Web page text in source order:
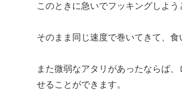
このときに急いでフッキングしよう
そのまま同じ速度で巻いてきて、食
また微弱なアタリがあったならば
せることができます。